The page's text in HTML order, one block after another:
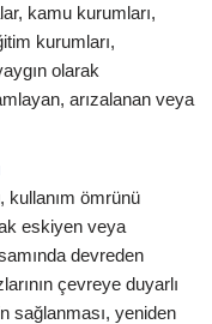
kamu kurumları,
kurumları,
olarak
arızalanan veya
ömrünü
eskiyen veya
devreden
çevreye duyarlı
sağlanması, yeniden